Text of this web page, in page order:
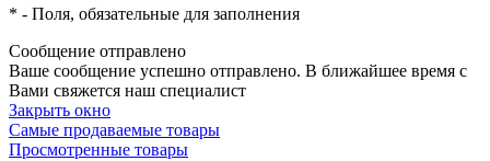
* - Поля, обязательные для заполнения
Сообщение отправлено
Ваше сообщение успешно отправлено. В ближайшее время с
Вами свяжется наш специалист
Закрыть окно
Самые продаваемые товары
Просмотренные товары